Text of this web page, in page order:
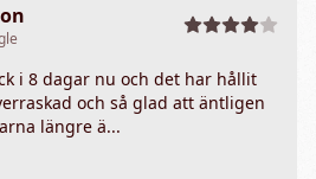
i 8 dagar nu och det har hållit
och så glad att äntligen
längre ä...